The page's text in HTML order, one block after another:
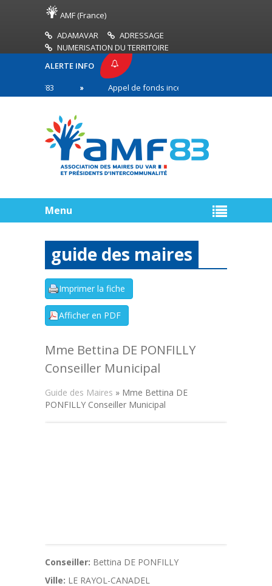
AMF (France)
ADAMAVAR
ADRESSAGE
NUMERISATION DU TERRITOIRE
ALERTE INFO
Appel de fonds incendies de forêt
première ligne
Menu
guide des maires
Mme Bettina DE PONFILLY
Conseiller Municipal
Guide des Maires » Mme Bettina DE
PONFILLY Conseiller Municipal
Conseiller: Bettina DE PONFILLY
Ville: LE RAYOL-CANADEL